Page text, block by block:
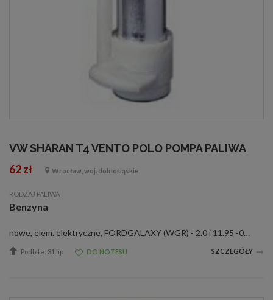
VW SHARAN T4 VENTO POLO POMPA PALIWA
62 zł Wrocław, woj. dolnośląskie
RODZAJ PALIWA
Benzyna
nowe, elem. elektryczne, FORDGALAXY (WGR) - 2.0 i 11.95 -05.98 GALAXY (WGR) - 2.3 16V 01.97 -05.98 GALAXY (WGR) - 2.8 i V6 11.95-04.00 GALAXY (WGR) - 2.8 i V6 4x4 04.96-04.00 SEATALHAMBRA (7V8, 7V9) - 1.8 T 20V 10.97 -05.98 ALHAMBRA (7V8, 7V9) - 2.0 i ...
Podbite: 31 lip DO NOTESU SZCZEGÓŁY